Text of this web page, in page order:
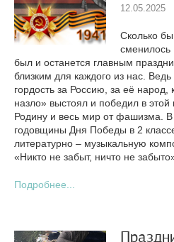
12.05.2025
Сколько
сменилось
был и останется главным
близким для каждого из нас.
гордость за Россию, за её
назло» выстоял и победил в этой
Родину и весь мир от фашизма.
годовщины Дня Победы в 2
литературно – музыкальную
«Никто не забыт, ничто не
Подробнее...